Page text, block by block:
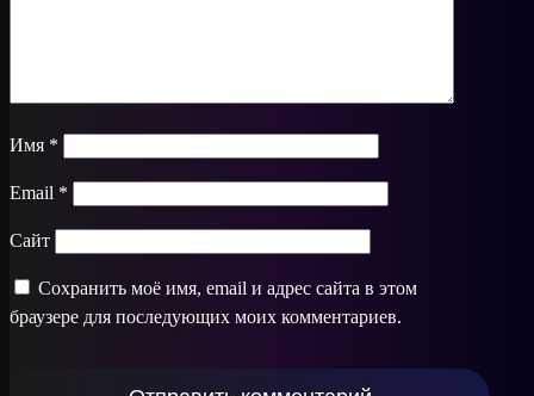
Имя *
Email *
Сайт
Сохранить моё имя, email и адрес сайта в этом
браузере для последующих моих комментариев.